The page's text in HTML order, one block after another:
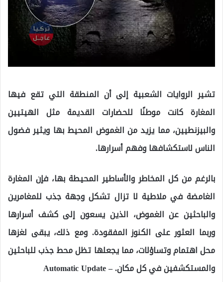
تشير الروايات الشعبية إلى أن المنطقة التي تقع فيها
المغارة كانت موطنًا للحضارات القديمة مثل الهيتيين
والبيزنطيين، مما يزيد من الغموض المحيط بها ويثير فضول
الناس لاستكشافها وفهم أسرارها.
بالرغم من كل المخاطر والأساطير المحيطة بها، فإن المغارة
الغامضة في ملاطية لا تزال تشكل وجهة جذب للمغامرين
والباحثين عن الغموض، الذين يسعون إلى كشف أسرارها
وربما العثور على الكنوز المفقودة. ومع ذلك، يبقى لغزها
محل اهتمام وتساؤلات، مما يجعلها تظل محط جذب للباحثين
والمستكشفين في كل مكان. – Automatic Update